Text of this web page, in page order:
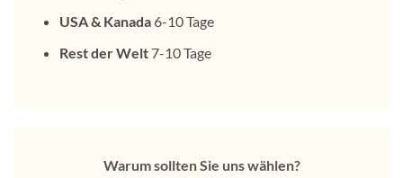
USA & Kanada6-10 Tage
Rest der Welt7-10 Tage
Warum sollten Sie uns wählen?